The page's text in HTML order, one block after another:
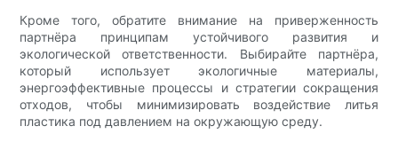
Кроме того, обратите внимание на приверженность
партнёра принципам устойчивого развития и
экологической ответственности. Выбирайте партнёра,
который использует экологичные материалы,
энергоэффективные процессы и стратегии сокращения
отходов, чтобы минимизировать воздействие литья
пластика под давлением на окружающую среду.